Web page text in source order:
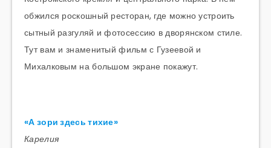
обжился роскошный ресторан, где можно устроить
сытный разгуляй и фотосессию в дворянском стиле.
Тут вам и знаменитый фильм с Гузеевой и
Михалковым на большом экране покажут.
«А зори здесь тихие»
Карелия